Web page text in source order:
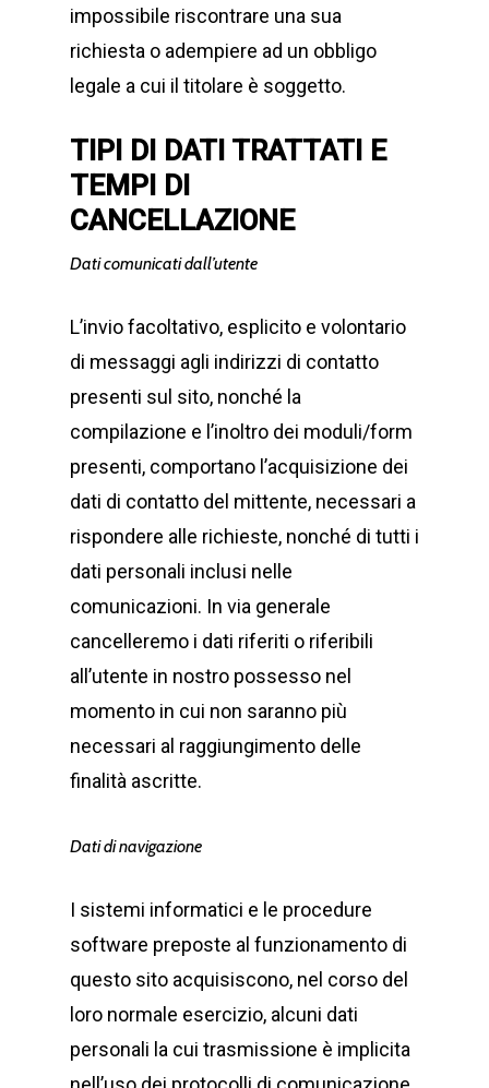
impossibile riscontrare una sua
richiesta o adempiere ad un obbligo
legale a cui il titolare è soggetto.
TIPI DI DATI TRATTATI E
TEMPI DI
CANCELLAZIONE
Dati comunicati dall’utente
L’invio facoltativo, esplicito e volontario
di messaggi agli indirizzi di contatto
presenti sul sito, nonché la
compilazione e l’inoltro dei moduli/form
presenti, comportano l’acquisizione dei
dati di contatto del mittente, necessari a
rispondere alle richieste, nonché di tutti i
dati personali inclusi nelle
comunicazioni. In via generale
cancelleremo i dati riferiti o riferibili
all’utente in nostro possesso nel
momento in cui non saranno più
necessari al raggiungimento delle
finalità ascritte.
Dati di navigazione
I sistemi informatici e le procedure
software preposte al funzionamento di
questo sito acquisiscono, nel corso del
loro normale esercizio, alcuni dati
personali la cui trasmissione è implicita